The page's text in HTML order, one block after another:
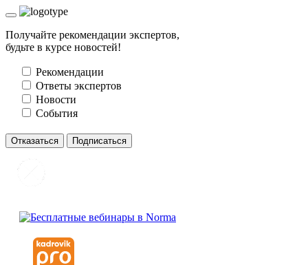
Получайте рекомендации экспертов,
будьте в курсе новостей!
Рекомендации
Ответы экспертов
Новости
События
Отказаться Подписаться